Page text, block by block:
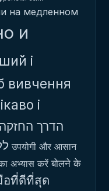
на медленном
и
і
вивчення
і
הדרך
उपयोगी और आसान
अभ्यास करें बोलने के
อที่ดีที่สุด